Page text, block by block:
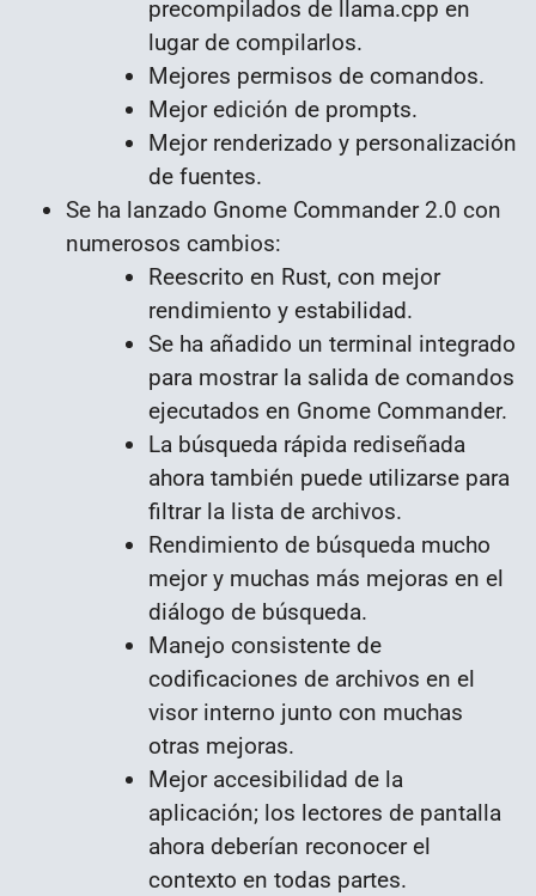
precompilados de llama.cpp en
lugar de compilarlos.
Mejores permisos de comandos.
Mejor edición de prompts.
Mejor renderizado y personalización
de fuentes.
Se ha lanzado Gnome Commander 2.0 con
numerosos cambios:
Reescrito en Rust, con mejor
rendimiento y estabilidad.
Se ha añadido un terminal integrado
para mostrar la salida de comandos
ejecutados en Gnome Commander.
La búsqueda rápida rediseñada
ahora también puede utilizarse para
filtrar la lista de archivos.
Rendimiento de búsqueda mucho
mejor y muchas más mejoras en el
diálogo de búsqueda.
Manejo consistente de
codificaciones de archivos en el
visor interno junto con muchas
otras mejoras.
Mejor accesibilidad de la
aplicación; los lectores de pantalla
ahora deberían reconocer el
contexto en todas partes.